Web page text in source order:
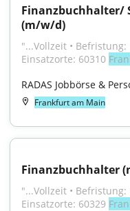
Finanz­buch­halter/
(m/w/d)
"...Vollzeit •
Einsatzorte: 60310
RADAS Jobbörse &
Frankfurt am Main
Finanzbuchhalter
"...Vollzeit •
Einsatzorte: 60329